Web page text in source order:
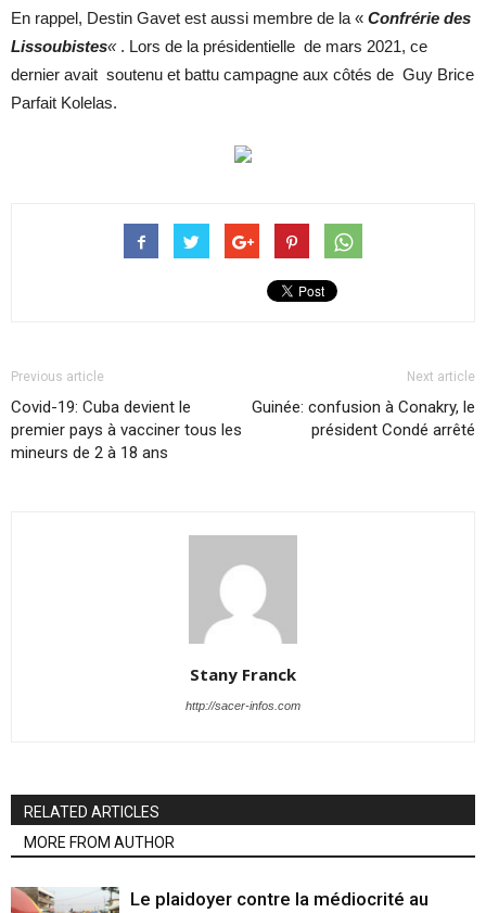
En rappel, Destin Gavet est aussi membre de la « Confrérie des
Lissoubistes« . Lors de la présidentielle de mars 2021, ce
dernier avait soutenu et battu campagne aux côtés de Guy Brice
Parfait Kolelas.
Previous article
Covid-19: Cuba devient le
premier pays à vacciner tous les
mineurs de 2 à 18 ans
Next article
Guinée: confusion à Conakry, le
président Condé arrêté
Stany Franck
http://sacer-infos.com
RELATED ARTICLES
MORE FROM AUTHOR
Le plaidoyer contre la médiocrité au